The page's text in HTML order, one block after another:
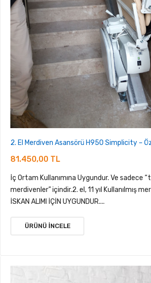
2. El Merdiven Asansörü H950 Simplicity –
81.450,00 TL
İç Ortam Kullanımına Uygundur. Ve sadece
merdivenler” içindir.2. el, 11 yıl Kullanılmış
İSKAN ALIMI İÇİN UYGUNDUR....
ÜRÜNÜ İNCELE